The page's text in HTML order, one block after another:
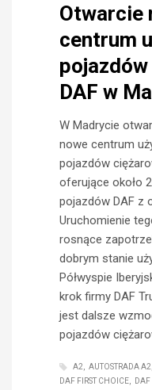
Otwarcie
centrum
DAF w
W Madrycie
nowe centrum
pojazdów
oferujące około
pojazdów DAF z
Uruchomienie
rosnące
dobrym stanie
Półwyspie
krok firmy DAF
jest dalsze
pojazdów
A2 AUTOSTRADA A2
DAF FIRST CHOICE
DAF